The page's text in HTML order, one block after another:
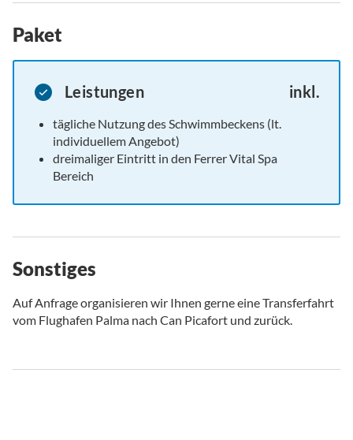
Paket
Leistungen inkl.
tägliche Nutzung des Schwimmbeckens (lt.
individuellem Angebot)
dreimaliger Eintritt in den Ferrer Vital Spa
Bereich
Sonstiges
Auf Anfrage organisieren wir Ihnen gerne eine Transferfahrt
vom Flughafen Palma nach Can Picafort und zurück.